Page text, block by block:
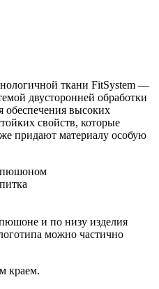
ткани FitSystem —
двусторонней обработки
высоких
свойств, которые
придают материалу особую
и по низу изделия
можно частично
краем.